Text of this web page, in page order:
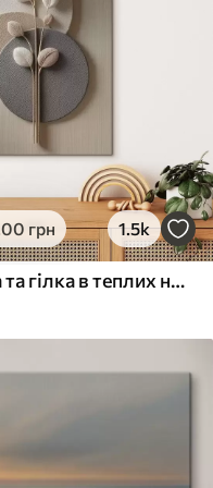
грн 1.5k
Рельєфні кола та гілка в теплих нейтральних тонах